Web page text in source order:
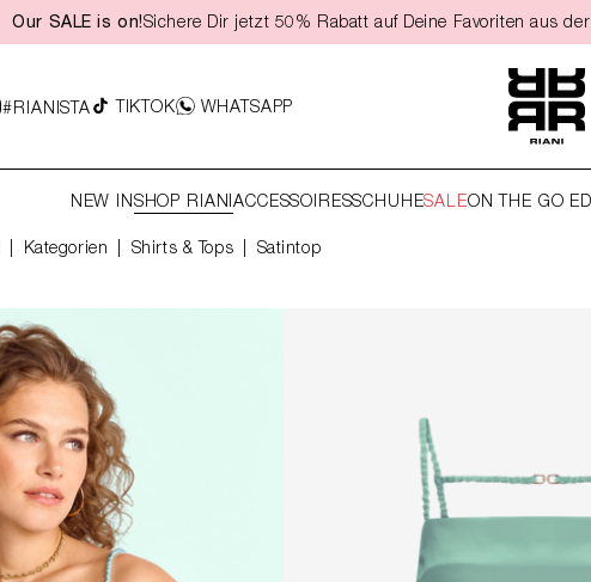
springen
Our SALE is on!Sichere Dir jetzt 50% Rabatt auf Deine Favoriten aus
#RIANISTA TIKTOK WHATSAPP
NEW INSHOP RIANIACCESSOIRESSCHUHESALEON THE GO
Kategorien Shirts & Tops Satintop